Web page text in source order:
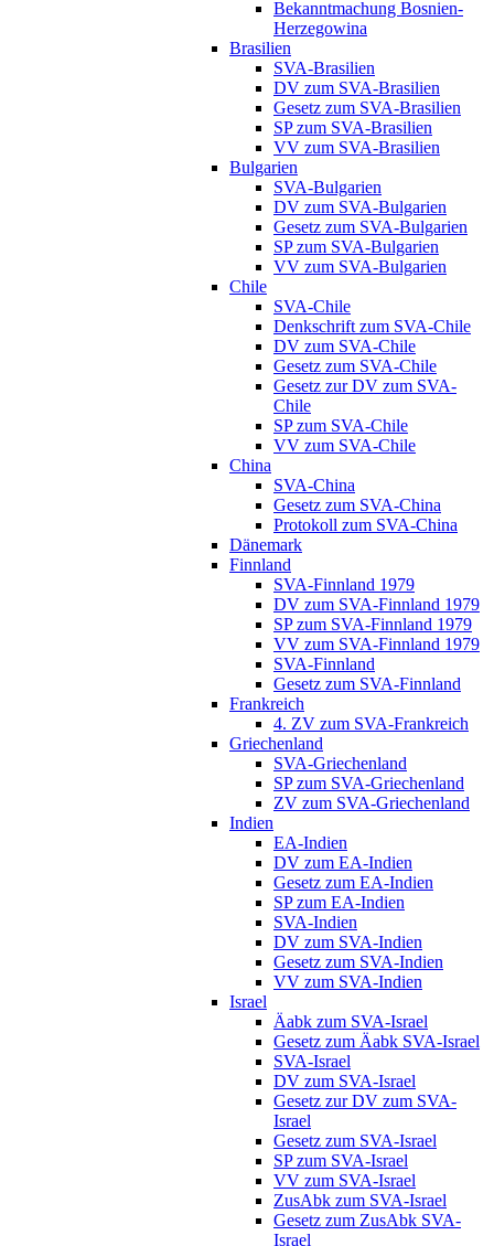
Bekanntmachung Bosnien-
Herzegowina
Brasilien
SVA-Brasilien
DV zum SVA-Brasilien
Gesetz zum SVA-Brasilien
SP zum SVA-Brasilien
VV zum SVA-Brasilien
Bulgarien
SVA-Bulgarien
DV zum SVA-Bulgarien
Gesetz zum SVA-Bulgarien
SP zum SVA-Bulgarien
VV zum SVA-Bulgarien
Chile
SVA-Chile
Denkschrift zum SVA-Chile
DV zum SVA-Chile
Gesetz zum SVA-Chile
Gesetz zur DV zum SVA-
Chile
SP zum SVA-Chile
VV zum SVA-Chile
China
SVA-China
Gesetz zum SVA-China
Protokoll zum SVA-China
Dänemark
Finnland
SVA-Finnland 1979
DV zum SVA-Finnland 1979
SP zum SVA-Finnland 1979
VV zum SVA-Finnland 1979
SVA-Finnland
Gesetz zum SVA-Finnland
Frankreich
4. ZV zum SVA-Frankreich
Griechenland
SVA-Griechenland
SP zum SVA-Griechenland
ZV zum SVA-Griechenland
Indien
EA-Indien
DV zum EA-Indien
Gesetz zum EA-Indien
SP zum EA-Indien
SVA-Indien
DV zum SVA-Indien
Gesetz zum SVA-Indien
VV zum SVA-Indien
Israel
Äabk zum SVA-Israel
Gesetz zum Äabk SVA-Israel
SVA-Israel
DV zum SVA-Israel
Gesetz zur DV zum SVA-
Israel
Gesetz zum SVA-Israel
SP zum SVA-Israel
VV zum SVA-Israel
ZusAbk zum SVA-Israel
Gesetz zum ZusAbk SVA-
Israel